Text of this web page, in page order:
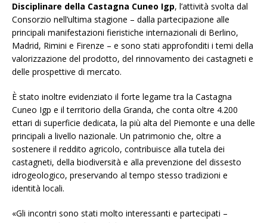
Disciplinare della Castagna Cuneo Igp, l’attività svolta dal
Consorzio nell’ultima stagione – dalla partecipazione alle
principali manifestazioni fieristiche internazionali di Berlino,
Madrid, Rimini e Firenze – e sono stati approfonditi i temi della
valorizzazione del prodotto, del rinnovamento dei castagneti e
delle prospettive di mercato.
È stato inoltre evidenziato il forte legame tra la Castagna
Cuneo Igp e il territorio della Granda, che conta oltre 4.200
ettari di superficie dedicata, la più alta del Piemonte e una delle
principali a livello nazionale. Un patrimonio che, oltre a
sostenere il reddito agricolo, contribuisce alla tutela dei
castagneti, della biodiversità e alla prevenzione del dissesto
idrogeologico, preservando al tempo stesso tradizioni e
identità locali.
«Gli incontri sono stati molto interessanti e partecipati –